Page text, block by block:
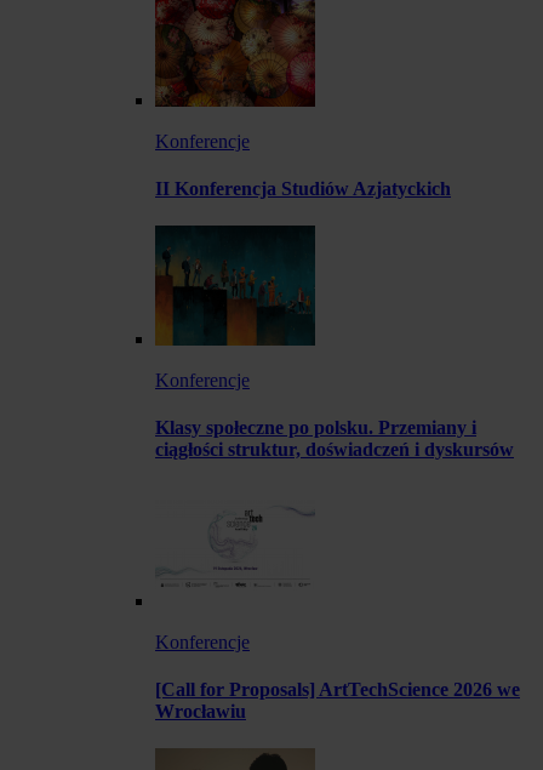
Konferencje
II Konferencja Studiów Azjatyckich
Konferencje
Klasy społeczne po polsku. Przemiany i
ciągłości struktur, doświadczeń i dyskursów
Konferencje
[Call for Proposals] ArtTechScience 2026 we
Wrocławiu